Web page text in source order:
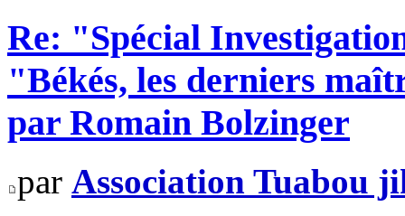
Re: "Spécial
"Békés, les derniers
par Romain Bolzinger
par Association Tuabou